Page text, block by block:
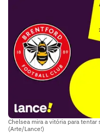
Chelsea mira a vitória para tentar
(Arte/Lance!)